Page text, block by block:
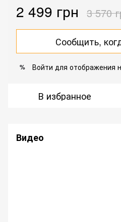
2 499 грн 3 570
Сообщить,
% Войти для отображения
В избранное
Видео